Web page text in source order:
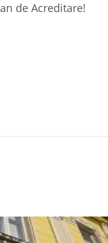
de Acreditare!